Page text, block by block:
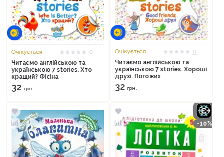
Очікується
0
Читаємо англійською та
українською 7 stories. Хто
кращий? Фісіна
32 грн.
Очікується
0
Читаємо англійською та
українською 7 stories. Хороші
друзі. Погожих
32 грн.
-10%